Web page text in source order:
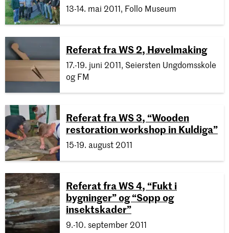
13-14. mai 2011, Follo Museum
Referat fra WS 2, Høvelmaking
17.-19. juni 2011, Seiersten Ungdomsskole
og FM
Referat fra WS 3, “Wooden
restoration workshop in Kuldiga”
15-19. august 2011
Referat fra WS 4, “Fukt i
bygninger” og “Sopp og
insektskader”
9.-10. september 2011